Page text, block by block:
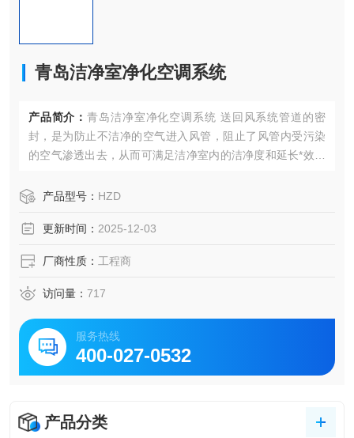
青岛洁净室净化空调系统
产品简介： 青岛洁净室净化空调系统 送回风系统管道的密
封，是为防止不洁净的空气进入风管，阻止了风管内受污染
的空气渗透出去，从而可满足洁净室内的洁净度和延长*效过
产品型号： HZD
更新时间： 2025-12-03
厂商性质： 工程商
访问量： 717
服务热线
400-027-0532
产品分类